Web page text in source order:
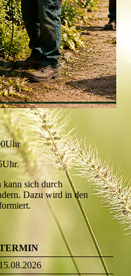
kann sich durch
Dazu wird in den
15.08.2026